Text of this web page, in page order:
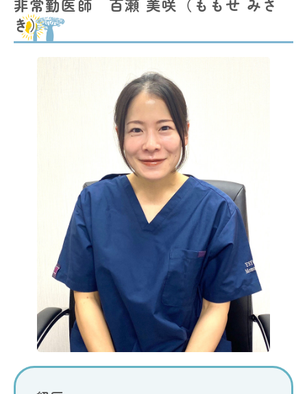
非常勤医師 百瀬 美咲（ももせ みさ
き）